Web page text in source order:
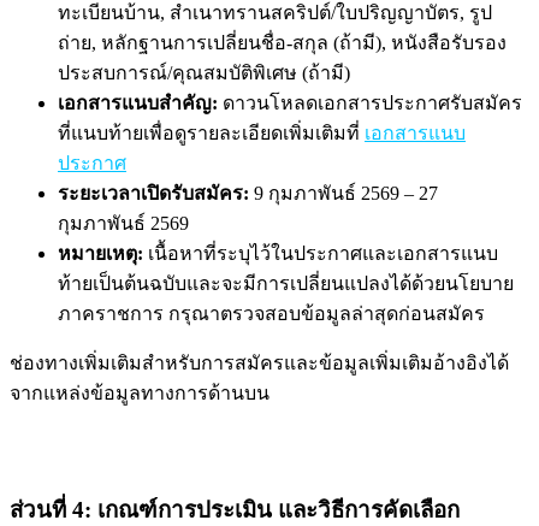
ทะเบียนบ้าน, สำเนาทรานสคริปต์/ใบปริญญาบัตร, รูป
ถ่าย, หลักฐานการเปลี่ยนชื่อ-สกุล (ถ้ามี), หนังสือรับรอง
ประสบการณ์/คุณสมบัติพิเศษ (ถ้ามี)
เอกสารแนบสำคัญ: ดาวนโหลดเอกสารประกาศรับสมัคร
ที่แนบท้ายเพื่อดูรายละเอียดเพิ่มเติมที่ เอกสารแนบ
ประกาศ
ระยะเวลาเปิดรับสมัคร: 9 กุมภาพันธ์ 2569 – 27
กุมภาพันธ์ 2569
หมายเหตุ: เนื้อหาที่ระบุไว้ในประกาศและเอกสารแนบ
ท้ายเป็นต้นฉบับและจะมีการเปลี่ยนแปลงได้ด้วยนโยบาย
ภาคราชการ กรุณาตรวจสอบข้อมูลล่าสุดก่อนสมัคร
ช่องทางเพิ่มเติมสำหรับการสมัครและข้อมูลเพิ่มเติมอ้างอิงได้
จากแหล่งข้อมูลทางการด้านบน
ส่วนที่ 4: เกณฑ์การประเมิน และวิธีการคัดเลือก